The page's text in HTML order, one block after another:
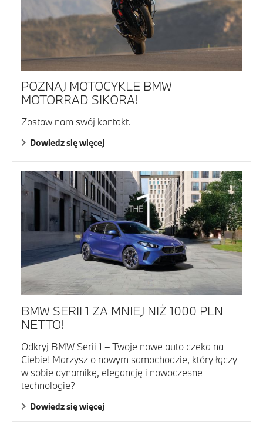
POZNAJ MOTOCYKLE BMW
MOTORRAD SIKORA!
Zostaw nam swój kontakt.
Dowiedz się więcej
BMW SERII 1 ZA MNIEJ NIŻ 1000 PLN
NETTO!
Odkryj BMW Serii 1 – Twoje nowe auto czeka na
Ciebie! Marzysz o nowym samochodzie, który łączy
w sobie dynamikę, elegancję i nowoczesne
technologie?
Dowiedz się więcej